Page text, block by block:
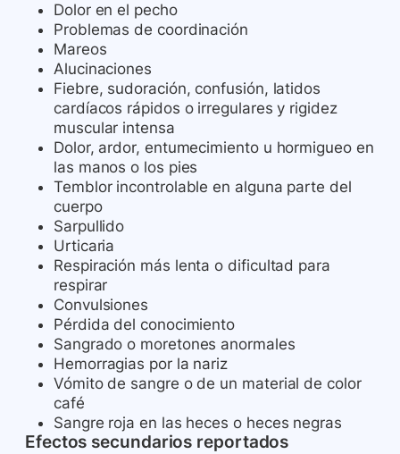
Dolor en el pecho
Problemas de coordinación
Mareos
Alucinaciones
Fiebre, sudoración, confusión, latidos
cardíacos rápidos o irregulares y rigidez
muscular intensa
Dolor, ardor, entumecimiento u hormigueo en
las manos o los pies
Temblor incontrolable en alguna parte del
cuerpo
Sarpullido
Urticaria
Respiración más lenta o dificultad para
respirar
Convulsiones
Pérdida del conocimiento
Sangrado o moretones anormales
Hemorragias por la nariz
Vómito de sangre o de un material de color
café
Sangre roja en las heces o heces negras
Efectos secundarios reportados